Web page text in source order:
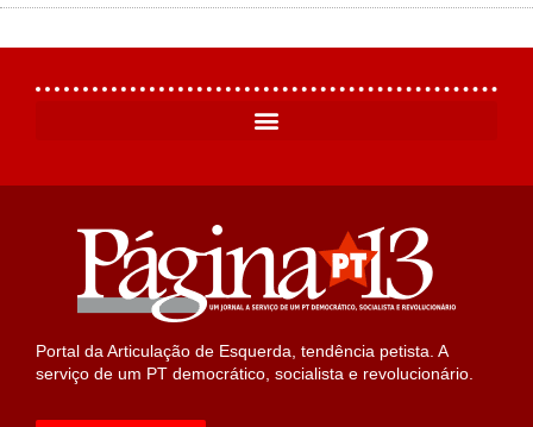
Portal da Articulação de Esquerda, tendência petista. A
serviço de um PT democrático, socialista e revolucionário.